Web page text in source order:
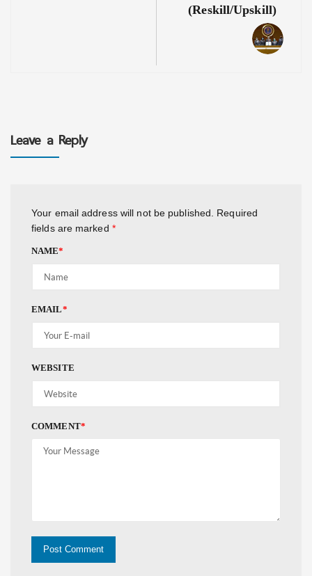
(Reskill/Upskill)
Leave a Reply
Your email address will not be published.
Required
fields are marked *
NAME*
EMAIL*
WEBSITE
COMMENT*